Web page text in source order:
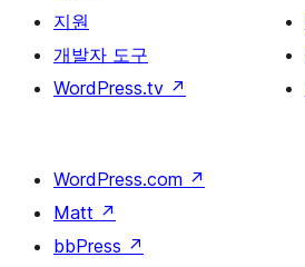
지원
개발자 도구
WordPress.tv ↗
WordPress.com ↗
Matt ↗
bbPress ↗